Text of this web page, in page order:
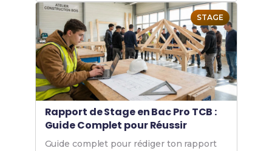
STAGE
Rapport de Stage en Bac Pro TCB :
Guide Complet pour Réussir
Guide complet pour rédiger ton rapport